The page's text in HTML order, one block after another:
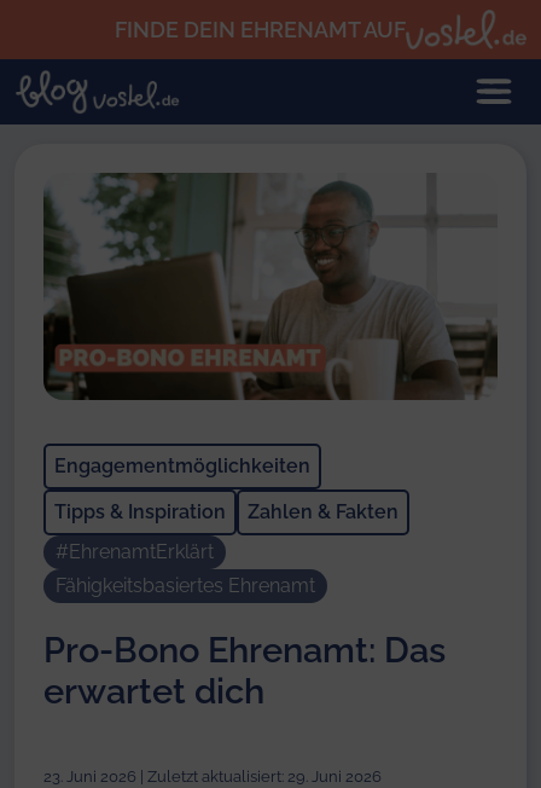
FINDE DEIN EHRENAMT AUF
Engagementmöglichkeiten
Tipps & Inspiration
Zahlen & Fakten
#EhrenamtErklärt
Fähigkeitsbasiertes Ehrenamt
Pro-Bono Ehrenamt: Das
erwartet dich
23. Juni 2026 | Zuletzt aktualisiert: 29. Juni 2026